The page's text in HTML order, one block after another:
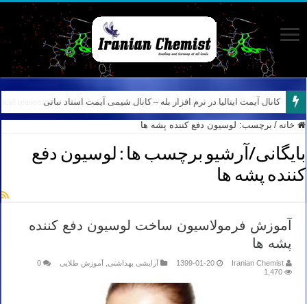
کانال آیمت ایتالیا در نرم افزار بله – کانال شیمی آیمت استاد نباتی
خانه / برچسب: لوسیون دفع کننده پشه ها
بایگانی/آرشیو برچسب ها : لوسیون دفع
کننده پشه ها
آموزش فرمولاسیون ساخت لوسیون دفع کننده
پشه ها
Iranian Chemist
1399-01-20 آرایشی بهداشتی آموزش طلایی
0
1,470